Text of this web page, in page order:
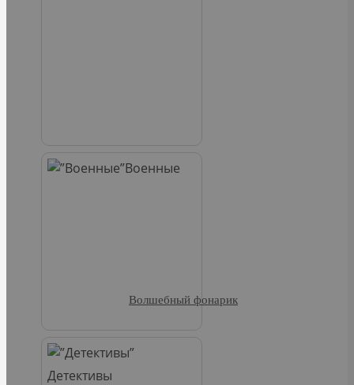
Военные
Детективы
Волшебный фонарик